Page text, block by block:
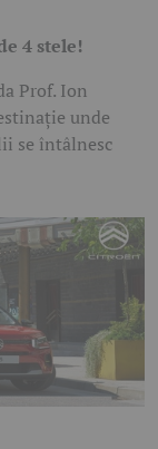
4 stele!
Prof. Ion
unde
se întâlnesc